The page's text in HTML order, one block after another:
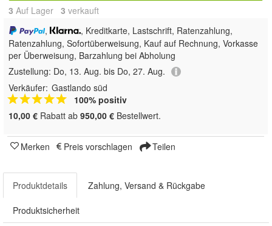
3 Auf Lager 3 verkauft
,
, Kreditkarte, Lastschrift, Ratenzahlung,
Ratenzahlung, Sofortüberweisung, Kauf auf Rechnung, Vorkasse
per Überweisung, Barzahlung bei Abholung
Zustellung: Do, 13. Aug. bis Do, 27. Aug.
Verkäufer: Gastlando süd
100% positiv
10,00 € Rabatt ab 950,00 € Bestellwert.
Merken Preis vorschlagen Teilen
Produktdetails Zahlung, Versand & Rückgabe
Produktsicherheit